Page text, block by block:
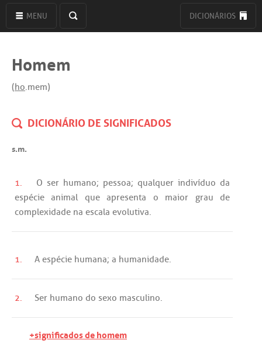
MENU DICIONÁRIOS
Homem
(ho.mem)
DICIONÁRIO DE SIGNIFICADOS
s.m.
1. O ser humano; pessoa; qualquer indivíduo da
espécie animal que apresenta o maior grau
de
complexidade na escala evolutiva.
1. A espécie humana; a humanidade.
2. Ser humano do sexo masculino.
+significados de homem